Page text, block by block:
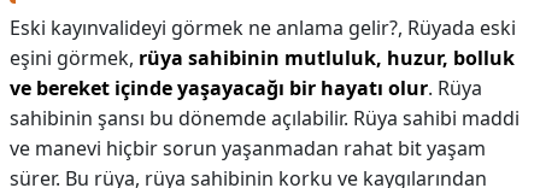
Eski kayınvalideyi görmek ne anlama gelir?, Rüyada eski
eşini görmek, rüya sahibinin mutluluk, huzur, bolluk
ve bereket içinde yaşayacağı bir hayatı olur. Rüya
sahibinin şansı bu dönemde açılabilir. Rüya sahibi maddi
ve manevi hiçbir sorun yaşanmadan rahat bit yaşam
sürer. Bu rüya, rüya sahibinin korku ve kaygılarından